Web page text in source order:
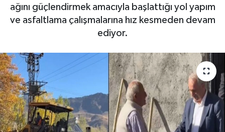
ağını güçlendirmek amacıyla başlattığı yol yapım
ve asfaltlama çalışmalarına hız kesmeden devam
ediyor.
EKONOMİ
Hakkari Haber
İLGİNÇ HABERLER
KADIN
Son Dakika Haberleri